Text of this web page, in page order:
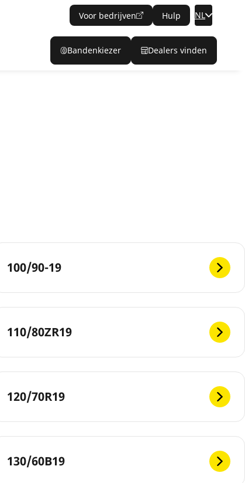
Voor bedrijven Hulp NL
Bandenkiezer Dealers vinden
100/90-19
110/80ZR19
120/70R19
130/60B19